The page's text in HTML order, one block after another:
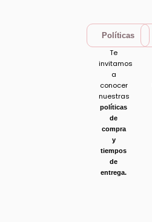
Políticas
Te
invitamos
a
conocer
nuestras
políticas
de
compra
y
tiempos
de
entrega.